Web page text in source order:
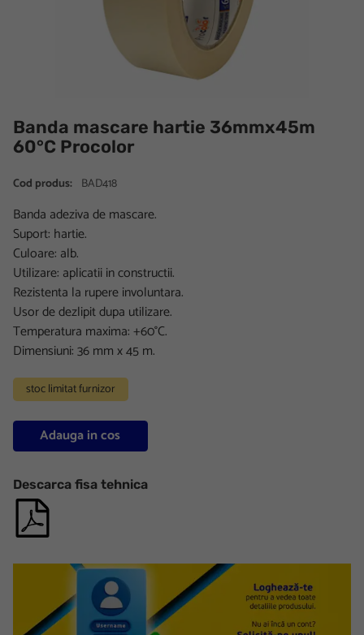
Banda mascare hartie 36mmx45m
60°C Procolor
Cod produs: BAD418
Banda adeziva de mascare.
Suport: hartie.
Culoare: alb.
Utilizare: aplicatii in constructii.
Rezistenta la rupere involuntara.
Usor de dezlipit dupa utilizare.
Temperatura maxima: +60°C.
Dimensiuni: 36 mm x 45 m.
stoc limitat furnizor
Adauga in cos
Descarca fisa tehnica